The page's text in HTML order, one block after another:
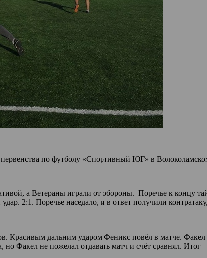
по футболу «Спортивный ЮГ» в
а Ветераны играли от обороны. Поречье к концу
2:1. Поречье наседало, и в ответ получили
Красивым дальним ударом Феникс повёл в матче.
но Факел не пожелал отдавать матч и счёт сравнял. Итог